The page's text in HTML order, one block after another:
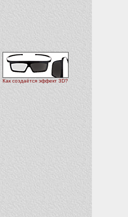
Как создаётся эффект 3D?